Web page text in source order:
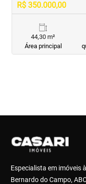
R$ 350.000,00
44,30 m²
Área principal
Especialista em imóveis
Bernardo do Campo,